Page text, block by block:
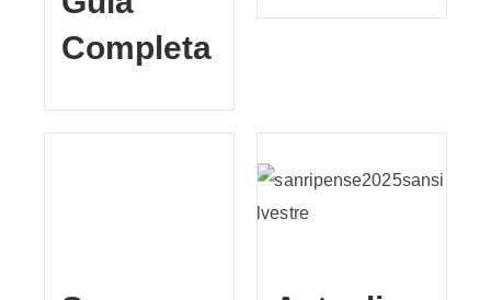
Completa